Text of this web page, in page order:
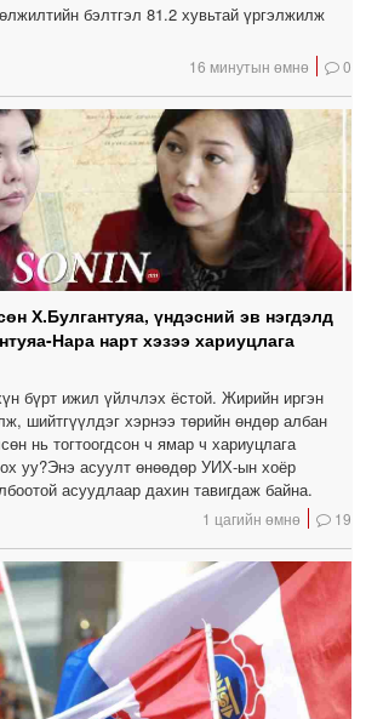
бэлтгэл 81.2 хувьтай үргэлжилж
16 минутын өмнө 0
Х.Булгантуяа, үндэсний эв нэгдэлд
Нара нарт хэзээ хариуцлага
бүрт ижил үйлчлэх ёстой. Жирийн иргэн
шийтгүүлдэг хэрнээ төрийн өндөр албан
нь тогтоогдсон ч ямар ч хариуцлага
уу?Энэ асуулт өнөөдөр УИХ-ын хоёр
асуудлаар дахин тавигдаж байна.
1 цагийн өмнө 19